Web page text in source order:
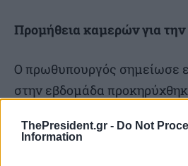
ThePresident.gr - Do Not
Information
Προμήθεια καμερών για
Ο πρωθυπουργός σημείωσε
στην εβδομάδα
Υπουργείο Ψηφιακής
διαγωνισμός για την